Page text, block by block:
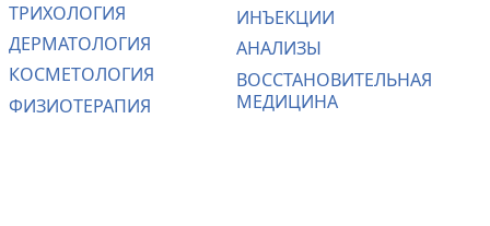
ТРИХОЛОГИЯ
ДЕРМАТОЛОГИЯ
КОСМЕТОЛОГИЯ
ФИЗИОТЕРАПИЯ
ИНЪЕКЦИИ
АНАЛИЗЫ
ВОССТАНОВИТЕЛЬНАЯ
МЕДИЦИНА